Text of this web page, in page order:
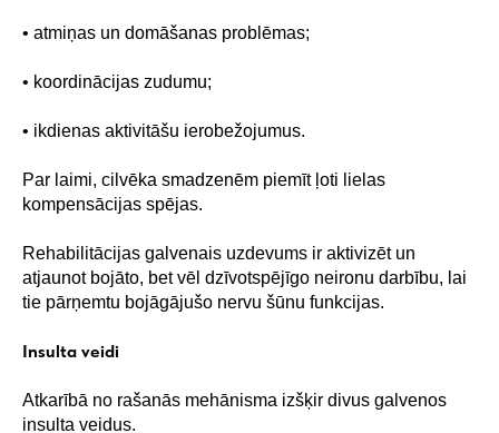
• atmiņas un domāšanas problēmas;
• koordinācijas zudumu;
• ikdienas aktivitāšu ierobežojumus.
Par laimi, cilvēka smadzenēm piemīt ļoti lielas
kompensācijas spējas.
Rehabilitācijas galvenais uzdevums ir aktivizēt un
atjaunot bojāto, bet vēl dzīvotspējīgo neironu darbību, lai
tie pārņemtu bojāgājušo nervu šūnu funkcijas.
Insulta veidi
Atkarībā no rašanās mehānisma izšķir divus galvenos
insulta veidus.